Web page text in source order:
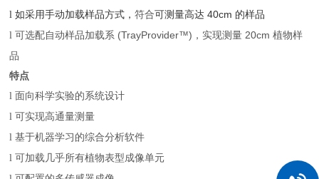
l如采用手动加载样品方式，符合可测量高达 40cm 的样品
l可选配自动样品加载系 (TrayProvider™)，实现测量 20cm 植物样
品
特点
l面向科学实验的系统设计
l可实现高通量测量
l基于机器学习的综合分析软件
l可加载几乎所有植物表型成像单元